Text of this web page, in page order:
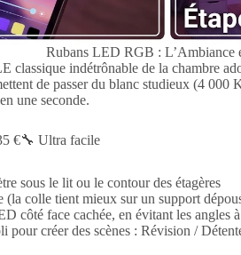
Rubans LED RGB : L’Ambiance
classique indétrônable de la chambre
de passer du blanc studieux (4 000
une seconde.
€🔧 Ultra facile
sous le lit ou le contour des étagères
(la colle tient mieux sur un support
côté face cachée, en évitant les angles
pour créer des scènes : Révision /